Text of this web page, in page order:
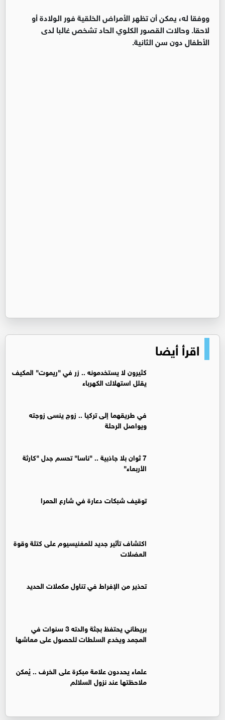
ووفقا له، يمكن أن تظهر الأمراض الخلقية فور الولادة أو
لاحقا. وحالات القصور الكلوي الحاد تشخص غالبا لدى
الأطفال دون سن الثانية.
اقرأ أيضا
كثيرون لا يستخدمونه .. زر في "ريموت" المكيف
يقلل استهلاك الكهرباء
في طريقهما إلى تركيا .. زوج ينسى زوجته
ويواصل الرحلة
7 ثوان بلا جاذبية .. "ناسا" تحسم جدل "كارثة
الأربعاء"
توقيف شبكات دعارة في شارع الحمرا
اكتشاف تأثير جديد للمغنيسيوم على كتلة وقوة
العضلات
تحذير من الإفراط في تناول مكملات الحديد
بريطاني يحتفظ بجثة والدته 3 سنوات في
المجمد ويخدع السلطات للحصول على معاشها
علماء يحددون علامة مبكرة على الخرف .. يُمكن
ملاحظتها عند نزول السلالم